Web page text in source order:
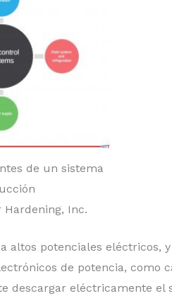
de un sistema
Hardening, Inc.
altos potenciales eléctricos,
de potencia, como
descargar eléctricamente el